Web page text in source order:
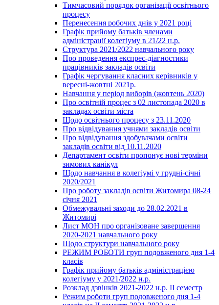
Тимчасовий порядок організації освітнього
процесу
Перенесення робочих днів у 2021 році
Графік прийому батьків членами
адміністрації колегіуму в 21/22 н.р.
Структура 2021/2022 навчального року
Про проведення експрес-діагностики
працівників закладів освіти
Графік чергування класних керівників у
вересні-жовтні 2021р.
Навчання у період виборів (жовтень 2020)
Про освітній процес з 02 листопада 2020 в
закладах освіти міста
Щодо освітнього процесу з 23.11.2020
Про відвідування учнями закладів освіти
Про відвідування здобувачами освіти
закладів освіти від 10.11.2020
Департамент освіти пропонує нові терміни
зимових канікул
Щодо навчання в колегіумі у грудні-січні
2020/2021
Про роботу закладів освіти Житомира 08-24
січня 2021
Обмежувальні заходи до 28.02.2021 в
Житомирі
Лист МОН про організоване завершення
2020-2021 навчального року
Щодо структури навчального року
РЕЖИМ РОБОТИ груп подовженого дня 1-4
класів
Графік прийому батьків адміністрацією
колегіуму у 2021/2022 н.р.
Розклад дзвінків 2021-2022 н.р. ІІ семестр
Режим роботи груп подовженого дня 1-4